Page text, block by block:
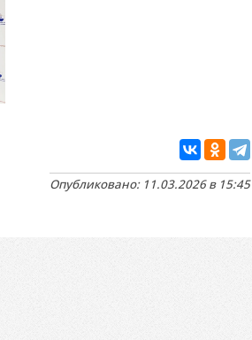
Опубликовано: 11.03.2026 в 15:45